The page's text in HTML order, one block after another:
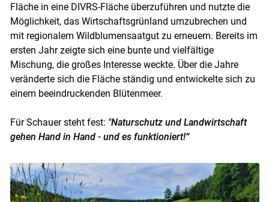
Fläche in eine DIVRS-Fläche überzuführen und nutzte die
Möglichkeit, das Wirtschaftsgrünland umzubrechen und
mit regionalem Wildblumensaatgut zu erneuern. Bereits im
ersten Jahr zeigte sich eine bunte und vielfältige
Mischung, die großes Interesse weckte. Über die Jahre
veränderte sich die Fläche ständig und entwickelte sich zu
einem beeindruckenden Blütenmeer.
Für Schauer steht fest: "Naturschutz und Landwirtschaft
gehen Hand in Hand - und es funktioniert!“